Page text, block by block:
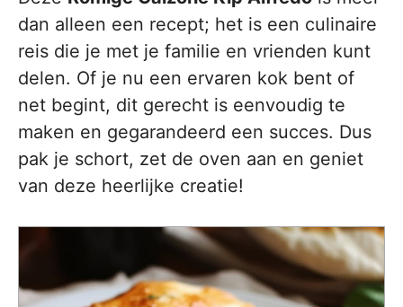
dan alleen een recept; het is een culinaire
reis die je met je familie en vrienden kunt
delen. Of je nu een ervaren kok bent of
net begint, dit gerecht is eenvoudig te
maken en gegarandeerd een succes. Dus
pak je schort, zet de oven aan en geniet
van deze heerlijke creatie!